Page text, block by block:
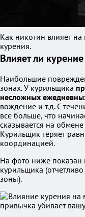
Как никотин влияет
курения.
Влияет ли
Наибольшие
зонах. У курильщика
несложных
вождение и т.д. С
все больше, что
сказывается на
Курильщик теряет
координацией.
На фото ниже показан
курильщика
зоны).